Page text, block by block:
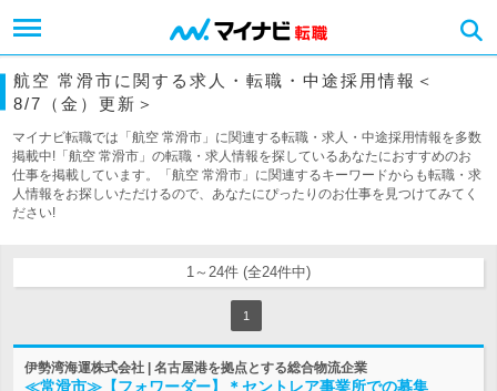
航空 常滑市に関する求人・転職・中途採用情報＜
8/7（金）更新＞
マイナビ転職では「航空 常滑市」に関連する転職・求人・中途採用情報を多数
掲載中!「航空 常滑市」の転職・求人情報を探しているあなたにおすすめのお
仕事を掲載しています。「航空 常滑市」に関連するキーワードからも転職・求
人情報をお探しいただけるので、あなたにぴったりのお仕事を見つけてみてく
ださい!
1～24件 (全24件中)
1
伊勢湾海運株式会社 | 名古屋港を拠点とする総合物流企業
≪常滑市≫【フォワーダー】＊セントレア事業所での募集